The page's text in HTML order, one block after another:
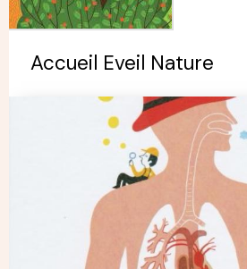
Accueil Eveil Nature